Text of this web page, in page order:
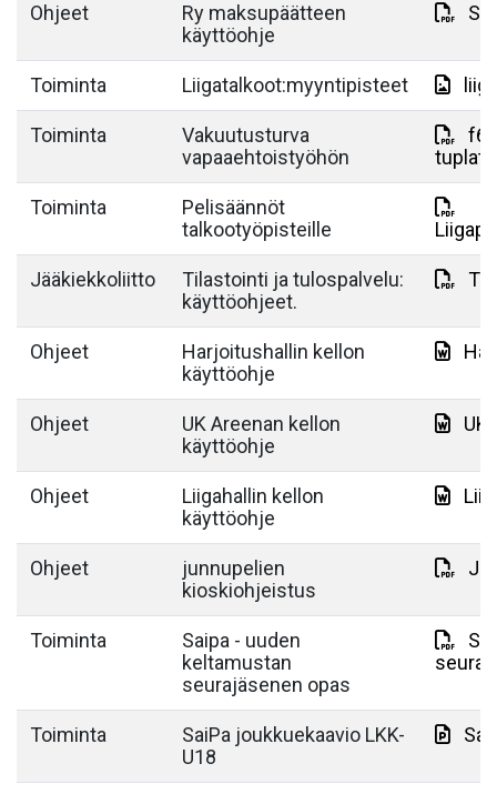
Ohjeet
Ry maksupäätteen
käyttöohje
Toiminta Liigatalkoot:myyntipisteet
Toiminta
Vakuutusturva
vapaaehtoistyöhön
Toiminta
Pelisäännöt
talkootyöpisteille
Jääkiekkoliitto
Tilastointi ja tulospalvelu:
käyttöohjeet.
Ohjeet
Harjoitushallin kellon
käyttöohje
Ohjeet
UK Areenan kellon
käyttöohje
UK
Ohjeet
Liigahallin kellon
käyttöohje
Ohjeet
junnupelien
kioskiohjeistus
Toiminta
Saipa - uuden
keltamustan
seurajäsenen opas
Toiminta
SaiPa joukkuekaavio LKK-
U18